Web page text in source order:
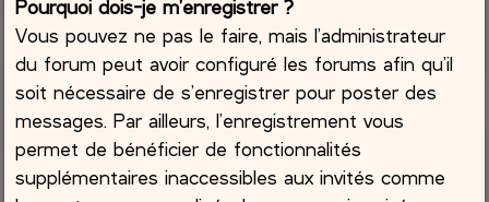
Pourquoi dois-je m’enregistrer ?
Vous pouvez ne pas le faire, mais l’administrateur
du forum peut avoir configuré les forums afin qu’il
soit nécessaire de s’enregistrer pour poster des
messages. Par ailleurs, l’enregistrement vous
permet de bénéficier de fonctionnalités
supplémentaires inaccessibles aux invités comme